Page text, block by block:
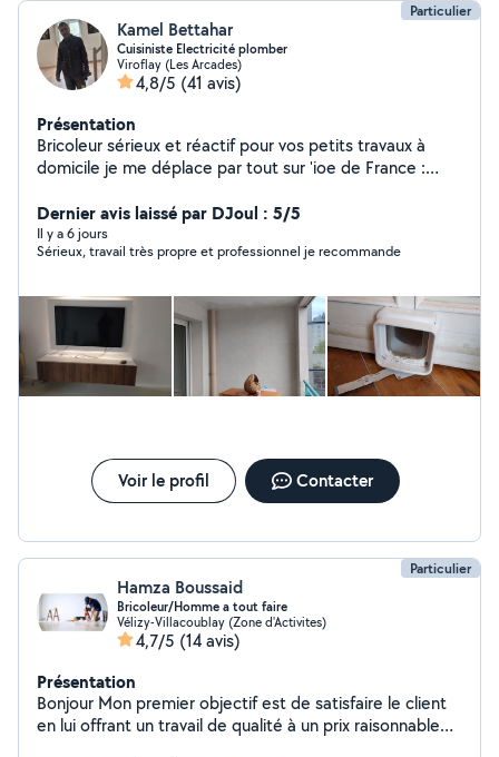
Particulier
Kamel Bettahar
Cuisiniste Electricité plomber
Viroflay (Les Arcades)
4,8/5 (41 avis)
Présentation
Bricoleur sérieux et réactif pour vos petits travaux à
domicile je me déplace par tout sur 'ioe de France :
luminaires, Réparations plomberie et électricité.
Nettoyage de terrasse, Garage Balcon et organisation
et optimisation et création des espaces du rangement
Dernier avis laissé par DJoul : 5/5
Il y a 6 jours
Sérieux, travail très propre et professionnel je recommande
Voir le profil Contacter
Particulier
Hamza Boussaid
Bricoleur/Homme a tout faire
Vélizy-Villacoublay (Zone d'Activites)
4,7/5 (14 avis)
Présentation
Bonjour Mon premier objectif est de satisfaire le client
en lui offrant un travail de qualité à un prix raisonnable